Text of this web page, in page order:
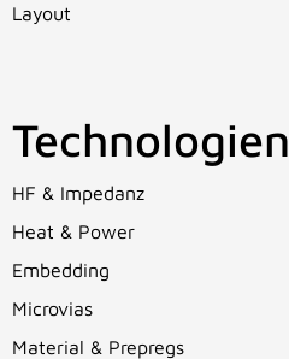
Layout
Technologien
HF & Impedanz
Heat & Power
Embedding
Microvias
Material & Prepregs